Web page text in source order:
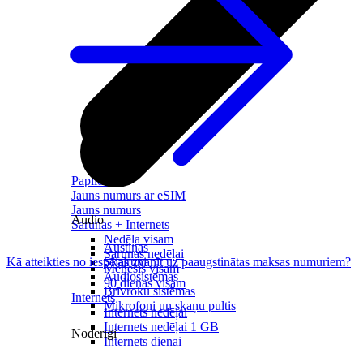
Papildināt
Jauns numurs ar eSIM
Jauns numurs
Sarunas + Internets
Nedēļa visam
Sarunas nedēļai
Mēnesis visam
90 dienas visam
Internets
Internets nedēļai
Internets nedēļai 1 GB
Internets dienai
Audio
Austiņas
Skaļruņi
Audiosistēmas
Brīvroku sistēmas
Mikrofoni un skaņu pultis
Noderīgi
Kā atteikties no iespējas zvanīt uz paaugstinātas maksas numuriem?